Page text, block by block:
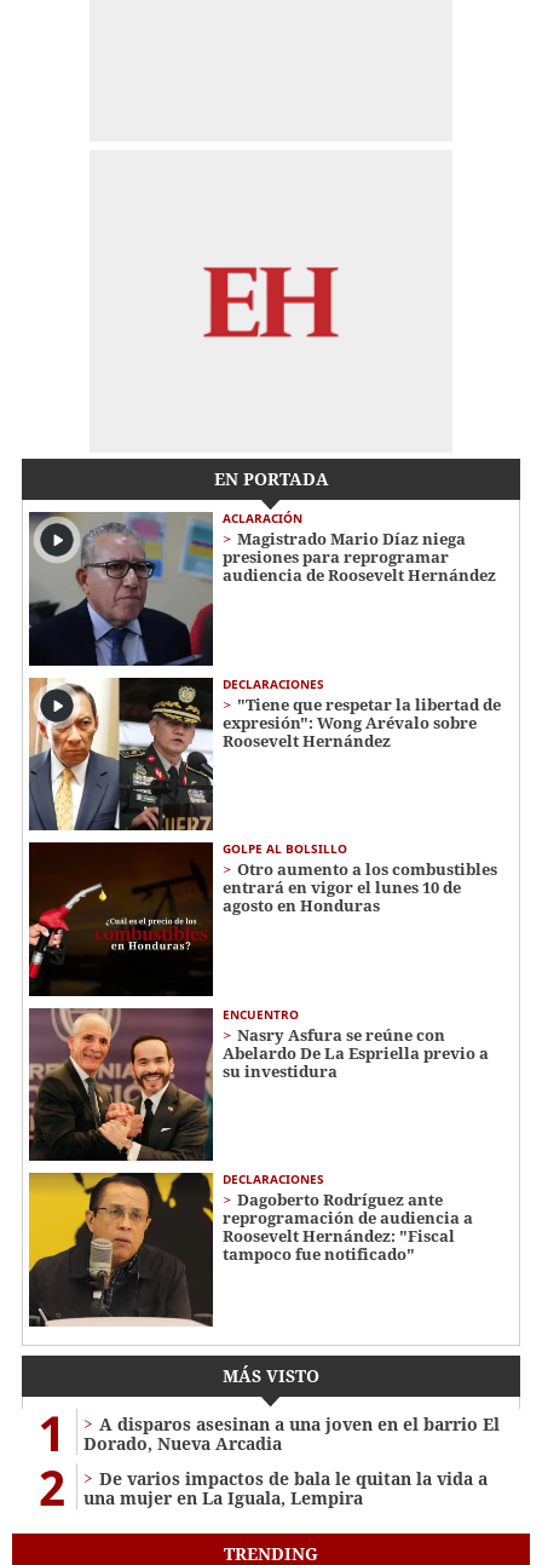
EN PORTADA
ACLARACIÓN
Magistrado Mario Díaz niega
presiones para reprogramar
audiencia de Roosevelt Hernández
DECLARACIONES
"Tiene que respetar la libertad de
expresión": Wong Arévalo sobre
Roosevelt Hernández
GOLPE AL BOLSILLO
Otro aumento a los combustibles
entrará en vigor el lunes 10 de
agosto en Honduras
ENCUENTRO
Nasry Asfura se reúne con
Abelardo De La Espriella previo a
su investidura
DECLARACIONES
Dagoberto Rodríguez ante
reprogramación de audiencia a
Roosevelt Hernández: "Fiscal
tampoco fue notificado"
MÁS VISTO
1
A disparos asesinan a una joven en el barrio El
Dorado, Nueva Arcadia
2
De varios impactos de bala le quitan la vida a
una mujer en La Iguala, Lempira
TRENDING